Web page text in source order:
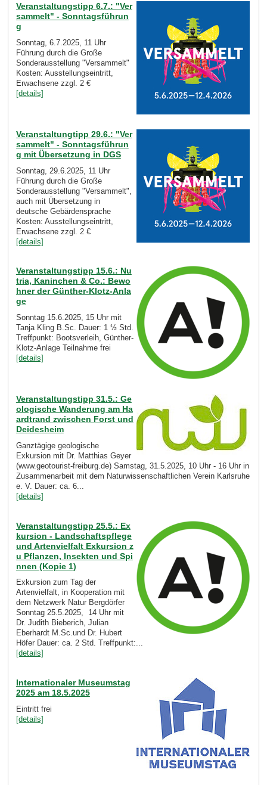
Veranstaltungstipp 6.7.: "Ver
sammelt" - Sonntagsführun
g
Sonntag, 6.7.2025, 11 Uhr
Führung durch die Große
Sonderausstellung "Versammelt"
Kosten: Ausstellungseintritt,
Erwachsene zzgl. 2 €
[details]
Veranstaltungtipp 29.6.: "Ver
sammelt" - Sonntagsführun
g mit Übersetzung in DGS
Sonntag, 29.6.2025, 11 Uhr
Führung durch die Große
Sonderausstellung "Versammelt",
auch mit Übersetzung in
deutsche Gebärdensprache
Kosten: Ausstellungseintritt,
Erwachsene zzgl. 2 €
[details]
Veranstaltungstipp 15.6.: Nu
tria, Kaninchen & Co.: Bewo
hner der Günther-Klotz-Anla
ge
Sonntag 15.6.2025, 15 Uhr mit
Tanja Kling B.Sc. Dauer: 1 ½ Std.
Treffpunkt: Bootsverleih, Günther-
Klotz-Anlage Teilnahme frei
[details]
Veranstaltungstipp 31.5.: Ge
ologische Wanderung am Ha
ardtrand zwischen Forst und
Deidesheim
Ganztägige geologische
Exkursion mit Dr. Matthias Geyer
(www.geotourist-freiburg.de) Samstag, 31.5.2025, 10 Uhr - 16 Uhr in
Zusammenarbeit mit dem Naturwissenschaftlichen Verein Karlsruhe
e. V. Dauer: ca. 6...
[details]
Veranstaltungstipp 25.5.: Ex
kursion - Landschaftspflege
und Artenvielfalt Exkursion z
u Pflanzen, Insekten und Spi
nnen (Kopie 1)
Exkursion zum Tag der
Artenvielfalt, in Kooperation mit
dem Netzwerk Natur Bergdörfer
Sonntag 25.5.2025, 14 Uhr mit
Dr. Judith Bieberich, Julian
Eberhardt M.Sc.und Dr. Hubert
Höfer Dauer: ca. 2 Std. Treffpunkt:...
[details]
Internationaler Museumstag
2025 am 18.5.2025
Eintritt frei
[details]